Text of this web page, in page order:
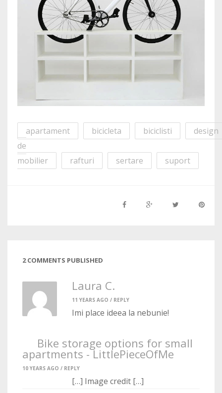
apartament bicicleta biciclisti
design
de
mobilier
rafturi sertare suport
2 COMMENTS PUBLISHED
Laura C.
11 YEARS AGO / REPLY
Imi place ideea la nebunie!
Bike storage options for small
apartments - LittlePieceOfMe
10 YEARS AGO / REPLY
[…] Image credit […]